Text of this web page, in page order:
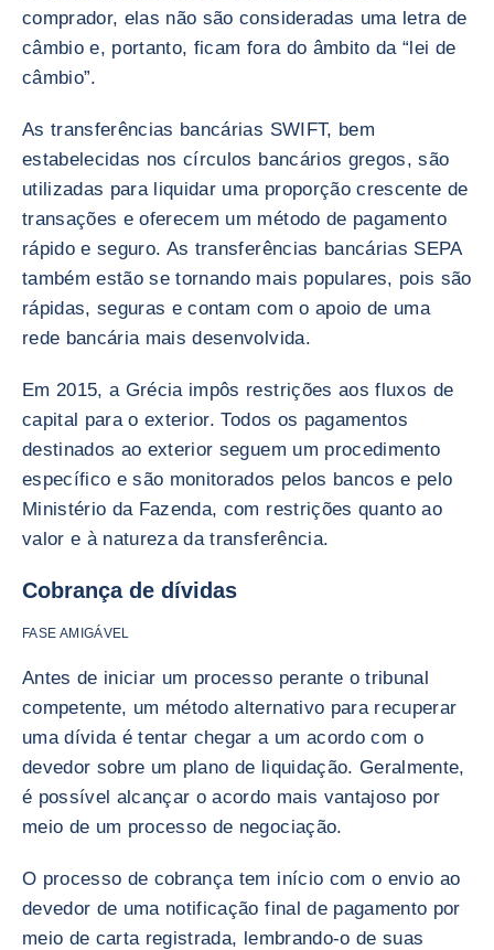
comprador, elas não são consideradas uma letra de
câmbio e, portanto, ficam fora do âmbito da “lei de
câmbio”.
As transferências bancárias SWIFT, bem
estabelecidas nos círculos bancários gregos, são
utilizadas para liquidar uma proporção crescente de
transações e oferecem um método de pagamento
rápido e seguro. As transferências bancárias SEPA
também estão se tornando mais populares, pois são
rápidas, seguras e contam com o apoio de uma
rede bancária mais desenvolvida.
Em 2015, a Grécia impôs restrições aos fluxos de
capital para o exterior. Todos os pagamentos
destinados ao exterior seguem um procedimento
específico e são monitorados pelos bancos e pelo
Ministério da Fazenda, com restrições quanto ao
valor e à natureza da transferência.
Cobrança de dívidas
FASE AMIGÁVEL
Antes de iniciar um processo perante o tribunal
competente, um método alternativo para recuperar
uma dívida é tentar chegar a um acordo com o
devedor sobre um plano de liquidação. Geralmente,
é possível alcançar o acordo mais vantajoso por
meio de um processo de negociação.
O processo de cobrança tem início com o envio ao
devedor de uma notificação final de pagamento por
meio de carta registrada, lembrando-o de suas